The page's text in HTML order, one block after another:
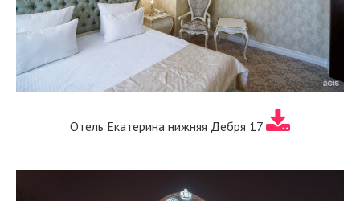
Отель Екатерина нижняя Дебря 17